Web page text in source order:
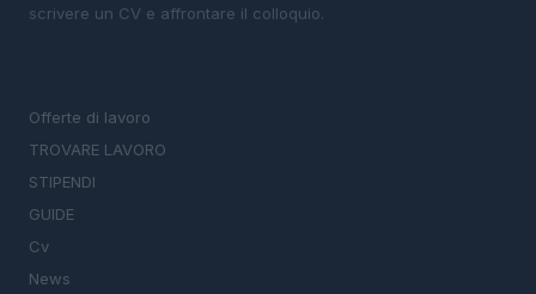
scrivere un CV e affrontare il colloquio.
Offerte di lavoro
TROVARE LAVORO
STIPENDI
GUIDE
Cv
News